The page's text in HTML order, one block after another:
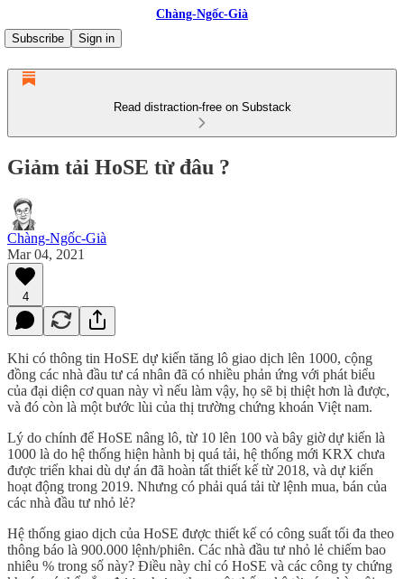
Chàng-Ngốc-Già
Subscribe
Sign in
Read distraction-free on Substack
Giảm tải HoSE từ đâu ?
Chàng-Ngốc-Già
Mar 04, 2021
4
Khi có thông tin HoSE dự kiến tăng lô giao dịch lên 1000, cộng
đồng các nhà đầu tư cá nhân đã có nhiều phản ứng với phát biểu
của đại diện cơ quan này vì nếu làm vậy, họ sẽ bị thiệt hơn là được,
và đó còn là một bước lùi của thị trường chứng khoán Việt nam.
Lý do chính để HoSE nâng lô, từ 10 lên 100 và bây giờ dự kiến là
1000 là do hệ thống hiện hành bị quá tải, hệ thống mới KRX chưa
được triển khai dù dự án đã hoàn tất thiết kế từ 2018, và dự kiến
hoạt động trong 2019. Nhưng có phải quá tải từ lệnh mua, bán của
các nhà đầu tư nhỏ lẻ?
Hệ thống giao dịch của HoSE được thiết kế có công suất tối đa theo
thông báo là 900.000 lệnh/phiên. Các nhà đầu tư nhỏ lẻ chiếm bao
nhiêu % trong số này? Điều này chỉ có HoSE và các công ty chứng